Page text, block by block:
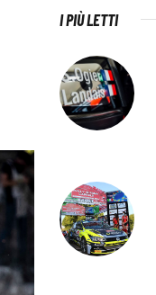
I PIÙ LETTI